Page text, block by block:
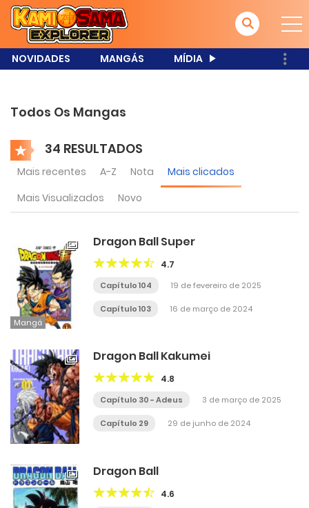
NOVIDADES MANGÁS MÍDIA
Todos Os Mangas
34 RESULTADOS
Mais recentes A-Z Nota
Mais clicados
Mais Visualizados
Novo
Mangá
Dragon Ball Super
4.7
Capítulo 104 19 de fevereiro de 2025
Capítulo 103 16 de março de 2024
Dragon Ball Kakumei
4.8
Capítulo 30 - Adeus 3 de março de 2025
Capítulo 29 29 de junho de 2024
Dragon Ball
4.6